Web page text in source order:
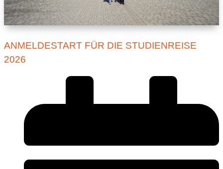
ANMELDESTART FÜR DIE STUDIENREISE
2026